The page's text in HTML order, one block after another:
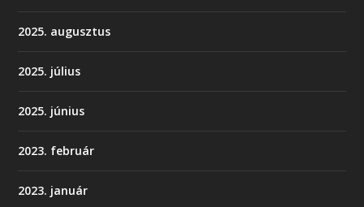
2025. augusztus
2025. július
2025. június
2023. február
2023. január